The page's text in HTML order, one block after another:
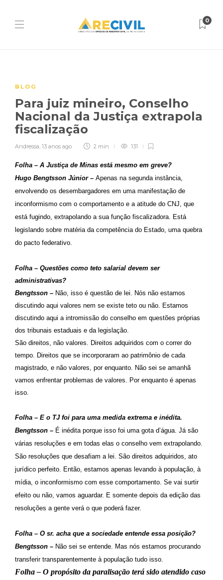
0
BLOG
Para juiz mineiro, Conselho
Nacional da Justiça extrapola
fiscalização
Andressa, 13 anos ago 2 min 131
Folha – A Justiça de Minas está mesmo em greve?
Hugo Bengtsson Júnior – Apenas na segunda instância,
envolvendo os desembargadores em uma manifestação de
inconformismo com o comportamento e a atitude do CNJ, que
está fugindo, extrapolando a sua função fiscalizadora. Está
legislando sobre matéria da competência do Estado, uma quebra
do pacto federativo.
Folha – Questões como teto salarial devem ser
administrativas?
Bengtsson – Não, isso é questão de lei. Nós não estamos
discutindo aqui valores nem se existe teto ou não. Estamos
discutindo aqui a intromissão do conselho em questões próprias
dos tribunais estaduais e da legislação.
São direitos, não valores. Direitos adquiridos com o correr do
tempo. Direitos que se incorporaram ao patrimônio de cada
magistrado, e não valores, por enquanto. Não sei se amanhã
vamos enfrentar problemas de valores. Por enquanto é apenas
isso.
Folha – E o TJ foi para uma medida extrema e inédita.
Bengtsson – É inédita porque isso foi uma gota d’água. Já são
várias resoluções e em todas elas o conselho vem extrapolando.
São resoluções que desafiam a lei. São direitos adquiridos, ato
jurídico perfeito. Então, estamos apenas levando à população, à
mídia, o inconformismo com esse comportamento. Se vai surtir
efeito ou não, vamos aguardar. E somente depois da edição das
resoluções a gente verá o que poderá fazer.
Folha – O sr. acha que a sociedade entende essa posição?
Bengtsson – Não sei se entende. Mas nós estamos procurando
transferir transparentemente à população tudo isso.
Folha – O propósito da paralisação terá sido atendido caso